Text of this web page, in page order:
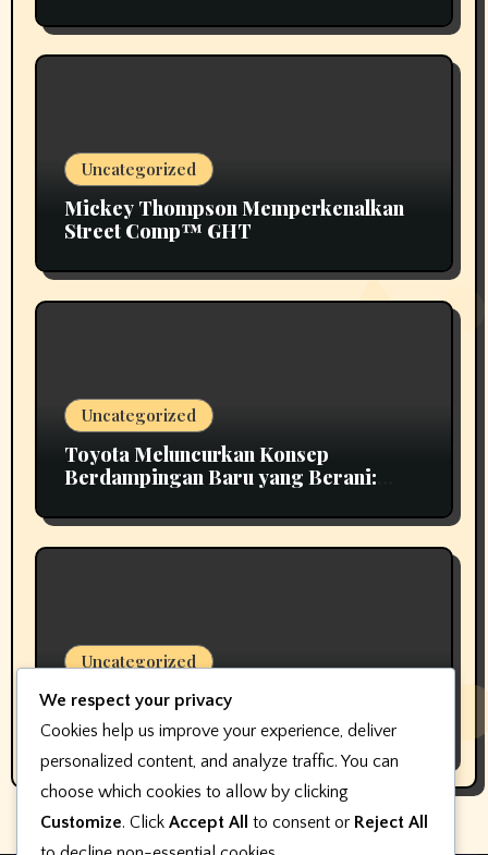
MT
Uncategorized
Mickey Thompson Memperkenalkan
Street Comp™ GHT
Uncategorized
Toyota Meluncurkan Konsep
Berdampingan Baru yang Berani:
Uncategorized
Pembuat perangkat lunak keterlibatan
pelanggan dealer mengubah nama,
bukan fokus
We respect your privacy
Cookies help us improve your experience, deliver
personalized content, and analyze traffic. You can
choose which cookies to allow by clicking
Customize. Click Accept All to consent or Reject All